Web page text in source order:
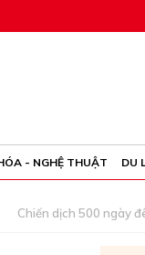
- NGHỆ THUẬT DU
Chiến dịch 500 ngày